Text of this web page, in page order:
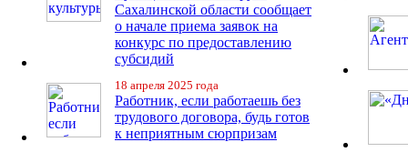
Сахалинской области сообщает
о начале приема заявок на
конкурс по предоставлению
субсидий
18 апреля 2025 года
Работник, если работаешь без
трудового договора, будь готов
к неприятным сюрпризам